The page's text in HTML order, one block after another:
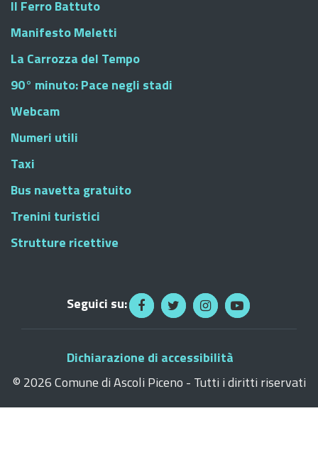
Il Ferro Battuto
Manifesto Meletti
La Carrozza del Tempo
90° minuto: Pace negli stadi
Webcam
Numeri utili
Taxi
Bus navetta gratuito
Trenini turistici
Strutture ricettive
Seguici su:
Dichiarazione di accessibilità
© 2026 Comune di Ascoli Piceno - Tutti i diritti riservati